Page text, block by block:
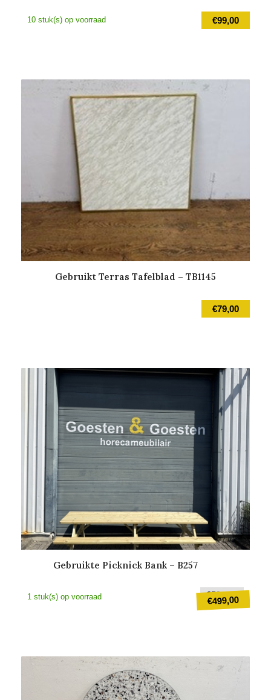
€99,00
10 stuk(s) op voorraad
Gebruikt Terras Tafelblad – TB1145
€79,00
Gebruikte Picknick Bank – B257
€599,00
prijs
€499,00
is:
€499,00.
1 stuk(s) op voorraad